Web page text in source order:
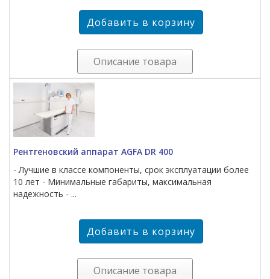
Описание товара
Рентгеновский аппарат AGFA DR 400
- Лучшие в классе компоненты, срок эксплуатации более
10 лет - Минимальные габариты, максимальная
надежность - ...
Описание товара